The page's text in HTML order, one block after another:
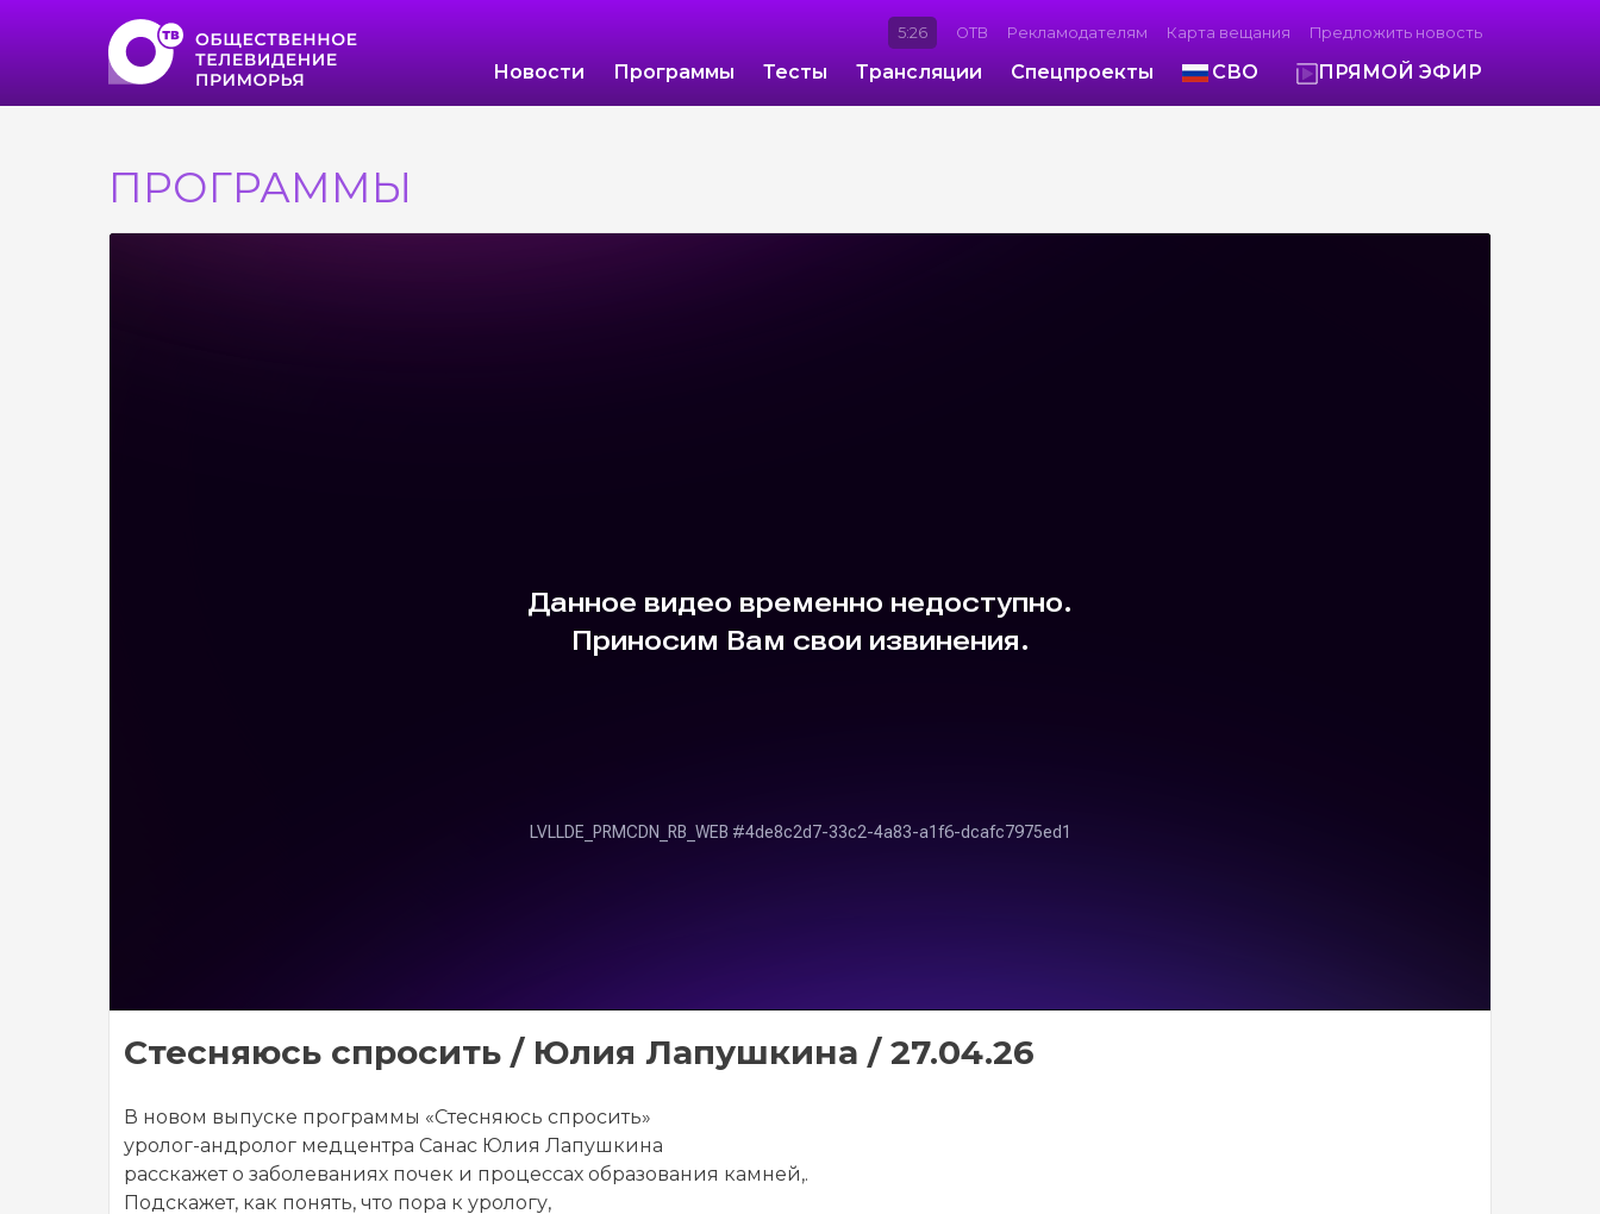
5:26 ОТВ Рекламодателям Карта вещания Предложить новость
Новости Программы Тесты Трансляции Спецпроекты СВО ПРЯМОЙ ЭФИР
ПРОГРАММЫ
Стесняюсь спросить / Юлия Лапушкина / 27.04.26
В новом выпуске программы «Стесняюсь спросить»
уролог-андролог медцентра Санас Юлия Лапушкина
расскажет о заболеваниях почек и процессах образования камней,.
Подскажет, как понять, что пора к урологу,